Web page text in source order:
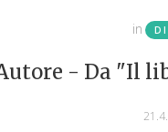
in
- Da "Il